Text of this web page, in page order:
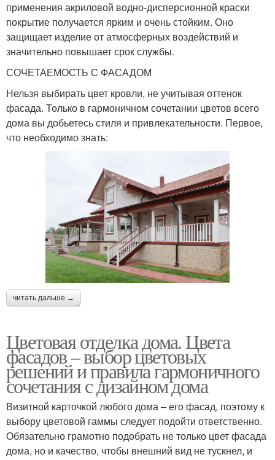
применения акриловой водно-дисперсионной краски
покрытие получается ярким и очень стойким. Оно
защищает изделие от атмосферных воздействий и
значительно повышает срок службы.
СОЧЕТАЕМОСТЬ С ФАСАДОМ
Нельзя выбирать цвет кровли, не учитывая оттенок
фасада. Только в гармоничном сочетании цветов всего
дома вы добьетесь стиля и привлекательности. Первое,
что необходимо знать:
читать дальше →
Цветовая отделка дома. Цвета
фасадов – выбор цветовых
решений и правила гармоничного
сочетания с дизайном дома
Визитной карточкой любого дома – его фасад, поэтому к
выбору цветовой гаммы следует подойти ответственно.
Обязательно грамотно подобрать не только цвет фасада
дома, но и качество, чтобы внешний вид не тускнел, и